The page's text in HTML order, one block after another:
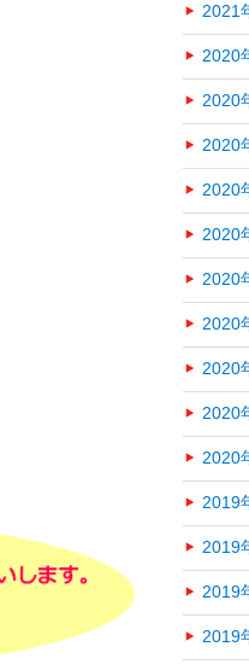
2021
2020
2020
2020
2020
2020
2020
2020
2020
2020
2020
2019
2019
2019
2019